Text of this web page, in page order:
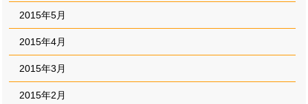
2015年5月
2015年4月
2015年3月
2015年2月